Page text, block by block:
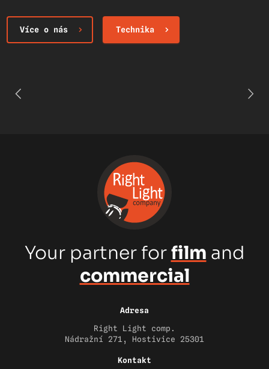
Více o nás Technika
Your partner forfilm and
commercial
Adresa
Right Light comp.
Nádražní 271, Hostivice 25301
Kontakt